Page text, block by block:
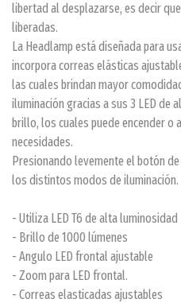
libertad al desplazarse, es decir
liberadas.
La Headlamp está diseñada para
incorpora correas elásticas
las cuales brindan mayor
iluminación gracias a sus 3 LED de
brillo, los cuales puede encender o
necesidades.
Presionando levemente el botón
los distintos modos de iluminación.
- Utiliza LED T6 de alta luminosidad
- Brillo de 1000 lúmenes
- Angulo LED frontal ajustable
- Zoom para LED frontal.
- Correas elasticadas ajustables